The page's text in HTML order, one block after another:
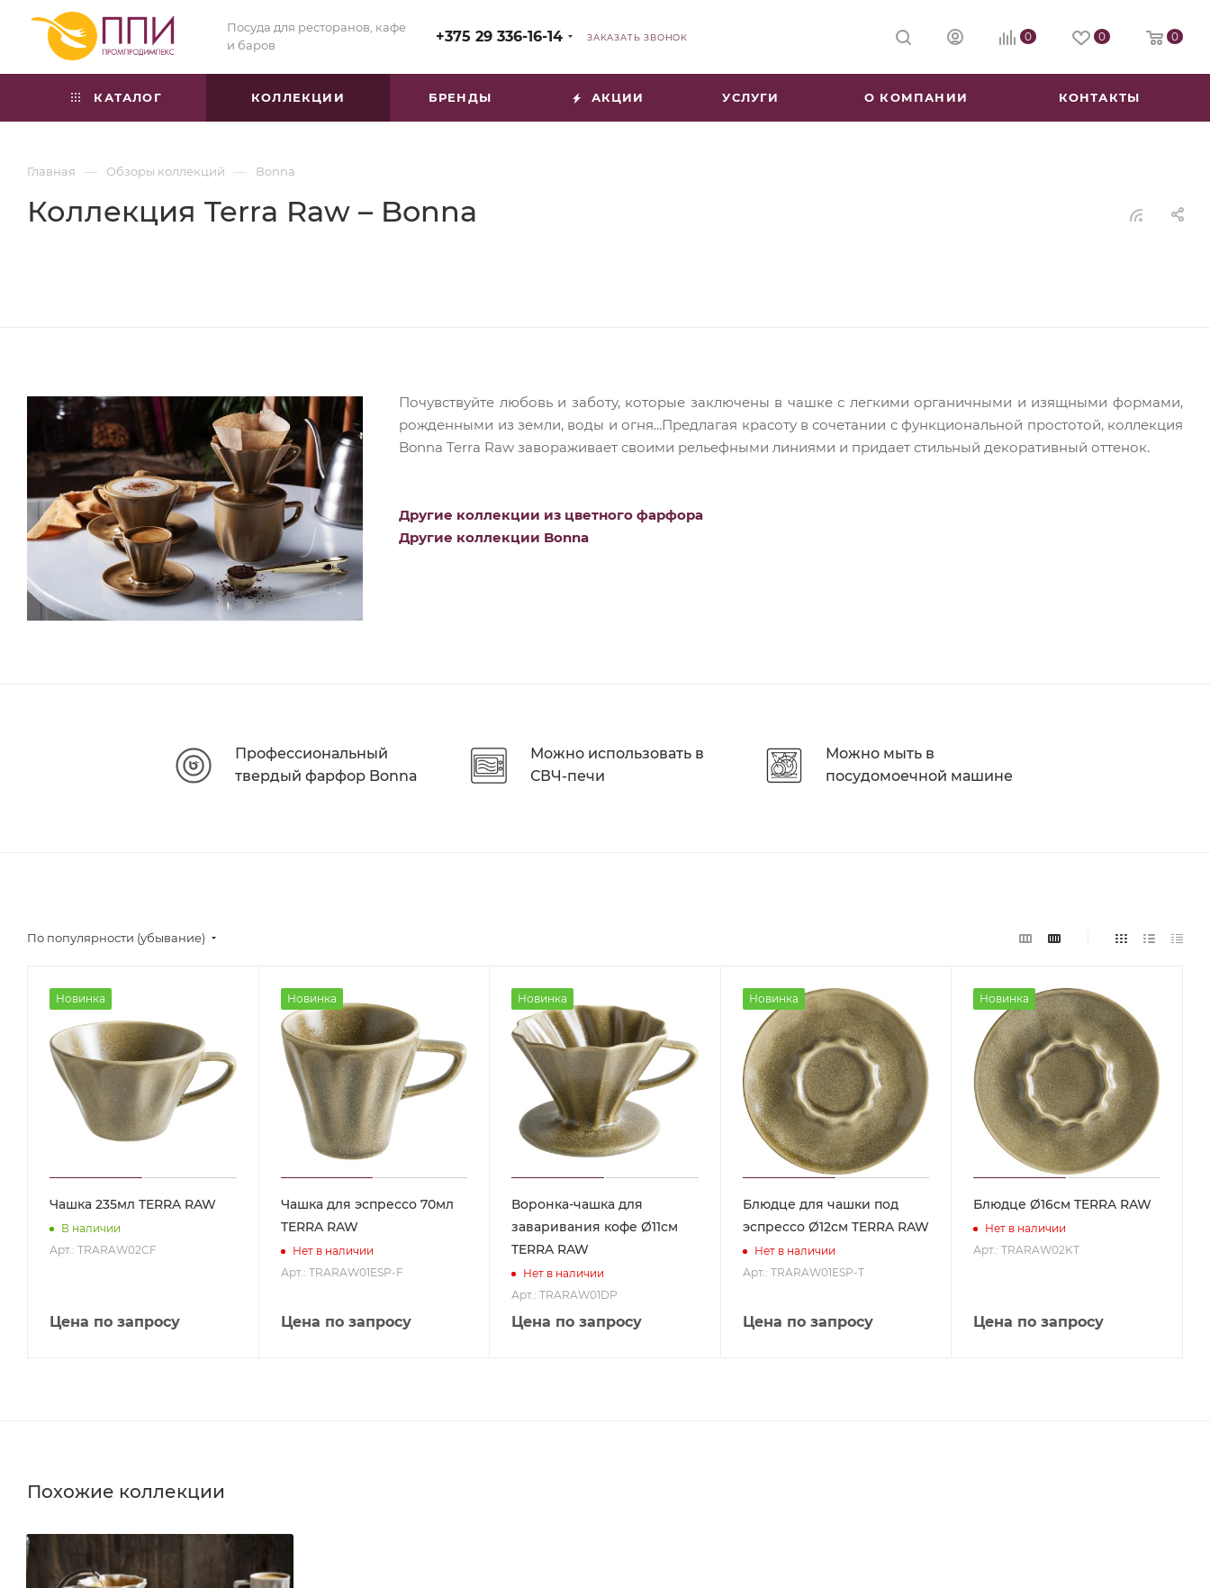
Посуда для ресторанов, кафе
и баров
+375 29 336-16-14 ЗАКАЗАТЬ ЗВОНОК 0 0 0
КАТАЛОГ КОЛЛЕКЦИИ БРЕНДЫ АКЦИИ УСЛУГИ О КОМПАНИИ КОНТАКТЫ
Главная — Обзоры коллекций — Bonna
Коллекция Terra Raw – Bonna
Почувствуйте любовь и заботу, которые заключены в чашке с легкими органичными и изящными формами,
рожденными из земли, воды и огня...Предлагая красоту в сочетании с функциональной простотой, коллекция
Bonna Terra Raw завораживает своими рельефными линиями и придает стильный декоративный оттенок.
Другие коллекции из цветного фарфора
Другие коллекции Bonna
Профессиональный
твердый фарфор Bonna
Можно использовать в
СВЧ-печи
Можно мыть в
посудомоечной машине
По популярности (убывание)
Новинка
Чашка 235мл TERRA RAW
В наличии
Арт.: TRARAW02CF
Цена по запросу
Новинка
Чашка для эспрессо 70мл
TERRA RAW
Нет в наличии
Арт.: TRARAW01ESP-F
Цена по запросу
Новинка
Воронка-чашка для
заваривания кофе Ø11см
TERRA RAW
Нет в наличии
Арт.: TRARAW01DP
Цена по запросу
Новинка
Блюдце для чашки под
эспрессо Ø12см TERRA RAW
Нет в наличии
Арт.: TRARAW01ESP-T
Цена по запросу
Новинка
Блюдце Ø16см TERRA RAW
Нет в наличии
Арт.: TRARAW02KT
Цена по запросу
Похожие коллекции